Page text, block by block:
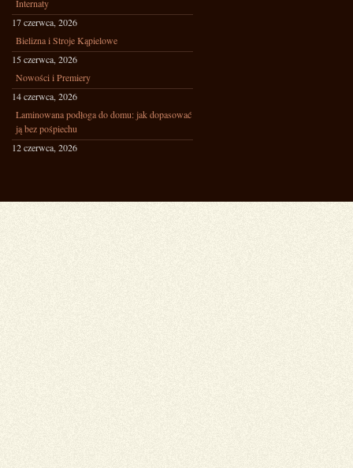
Internaty
17 czerwca, 2026
Bielizna i Stroje Kąpielowe
15 czerwca, 2026
Nowości i Premiery
14 czerwca, 2026
Laminowana podłoga do domu: jak dopasować
ją bez pośpiechu
12 czerwca, 2026